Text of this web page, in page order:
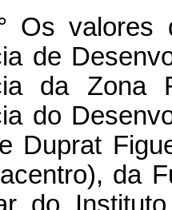
de
de
da
do
Duprat
da